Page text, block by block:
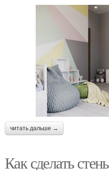
читать дальше →
Как сделать